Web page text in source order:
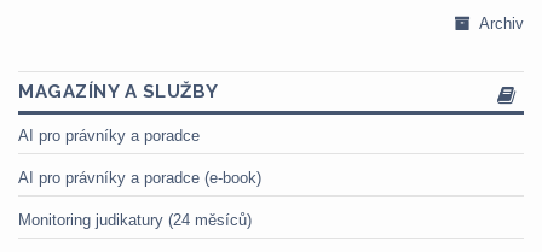
Archiv
MAGAZÍNY A SLUŽBY
AI pro právníky a poradce
AI pro právníky a poradce (e-book)
Monitoring judikatury (24 měsíců)